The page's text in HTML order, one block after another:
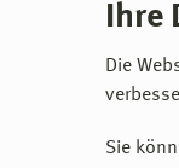
Ihre
Die
Sie